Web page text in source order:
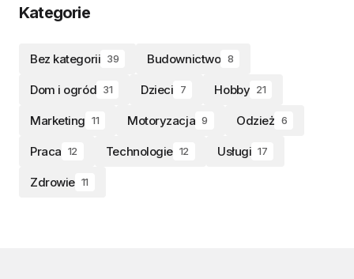
Kategorie
Bez kategorii 39 Budownictwo 8
Dom i ogród 31 Dzieci 7 Hobby 21
Marketing 11 Motoryzacja 9 Odzież 6
Praca 12 Technologie 12 Usługi 17
Zdrowie 11